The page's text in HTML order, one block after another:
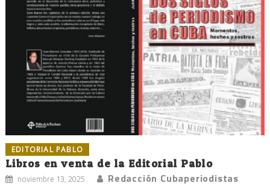
EDITORIAL PABLO
Libros en venta de la Editorial Pablo
noviembre 13, 2025 Redacción Cubaperiodistas